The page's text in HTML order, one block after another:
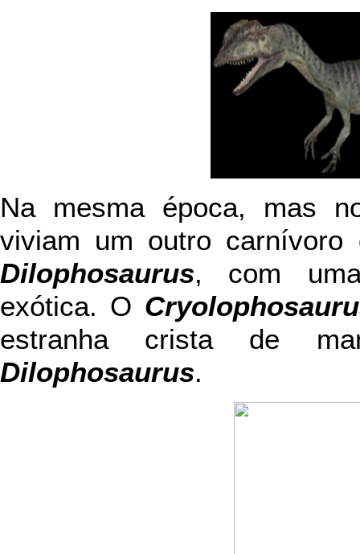
Na mesma época, mas
viviam um outro
Dilophosaurus, com
exótica. O
estranha crista de
Dilophosaurus.